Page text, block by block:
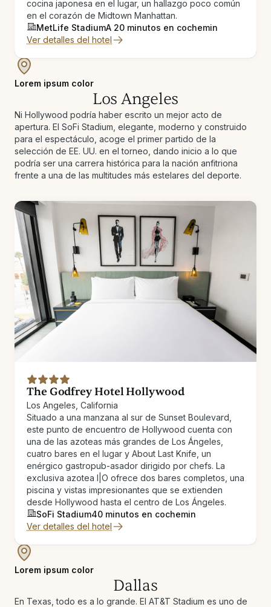
cocina japonesa en el lugar, un hallazgo poco común
en el corazón de Midtown Manhattan.
MetLife StadiumA 20 minutos en cochemin
Ver detalles del hotel
The Godfrey Hotel Hollywood
Los Angeles, California
Situado a una manzana al sur de Sunset Boulevard,
este punto de encuentro de Hollywood cuenta con
una de las azoteas más grandes de Los Ángeles,
cuatro bares en el lugar y About Last Knife, un
enérgico gastropub-asador dirigido por chefs. La
exclusiva azotea I|O ofrece dos bares completos, una
piscina y vistas impresionantes que se extienden
desde Hollywood hasta el centro de Los Ángeles.
SoFi Stadium40 minutos en cochemin
Ver detalles del hotel
Lorem ipsum color
Los Angeles
Ni Hollywood podría haber escrito un mejor acto de
apertura. El SoFi Stadium, elegante, moderno y construido
para el espectáculo, acoge el primer partido de la
selección de EE. UU. en el torneo, dando inicio a lo que
podría ser una carrera histórica para la nación anfitriona
frente a una de las multitudes más estelares del deporte.
Lorem ipsum color
Dallas
En Texas, todo es a lo grande. El AT&T Stadium es uno de